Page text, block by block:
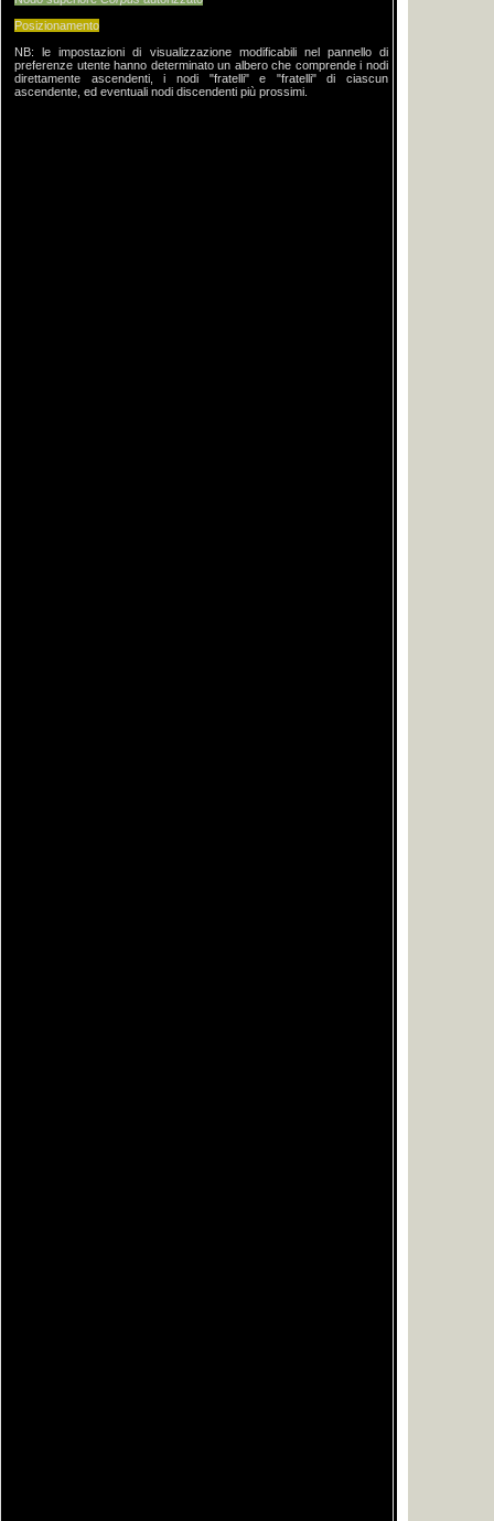
Posizionamento
NB: le impostazioni di visualizzazione modificabili nel pannello di
preferenze utente hanno determinato un albero che comprende i nodi
direttamente ascendenti, i nodi "fratelli" e "fratelli" di ciascun
ascendente, ed eventuali nodi discendenti più prossimi.